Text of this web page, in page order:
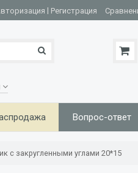
| Регистрация
Вопрос-ответ
с закругленными углами 20*15